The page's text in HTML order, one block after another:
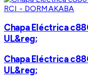
RCI - DORMAKABA
Chapa Eléctrica
UL&reg;
Chapa Eléctrica
UL&reg;